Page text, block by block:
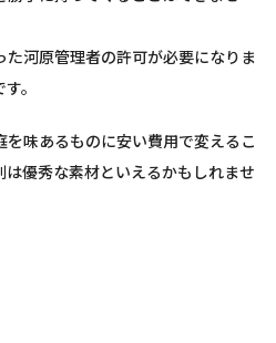
河原管理者の許可が必要になりま
。
味あるものに安い費用で変えるこ
優秀な素材といえるかもしれませ